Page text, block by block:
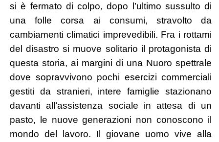
si è fermato di colpo, dopo l’ultimo sussulto di
una folle corsa ai consumi, stravolto da
cambiamenti climatici imprevedibili. Fra i rottami
del disastro si muove solitario il protagonista di
questa storia, ai margini di una Nuoro spettrale
dove sopravvivono pochi esercizi commerciali
gestiti da stranieri, intere famiglie stazionano
davanti all’assistenza sociale in attesa di un
pasto, le nuove generazioni non conoscono il
mondo del lavoro. Il giovane uomo vive alla